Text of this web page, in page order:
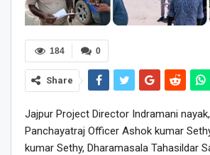
0
184
Share
Jajpur Project Director Indramani
Panchayatraj Officer Ashok kumar
kumar Sethy, Dharamasala Tahasildar